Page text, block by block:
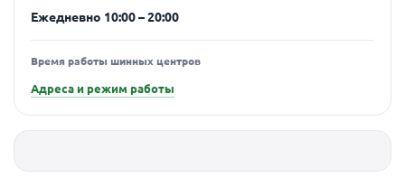
Ежедневно 10:00 – 20:00
Время работы шинных центров
Адреса и режим работы